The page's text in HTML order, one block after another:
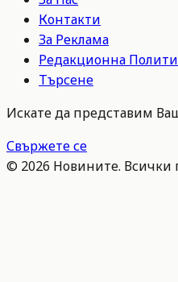
Контакти
За Реклама
Редакционна
Търсене
Искате да представим
Свържете се
© 2026 Новините. Всички